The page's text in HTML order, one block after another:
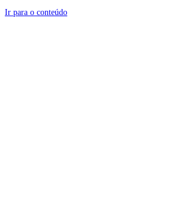
Ir para o conteúdo